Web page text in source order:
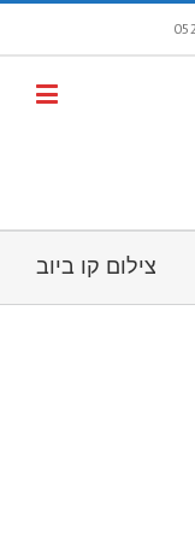
פתח
צילום קו ביוב